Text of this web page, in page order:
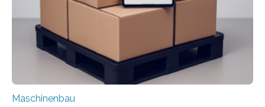
Exemplare pro Stunde. Je nach Maschinentyp und
Auftrag kann das Umrüsten…
Maschinenbau